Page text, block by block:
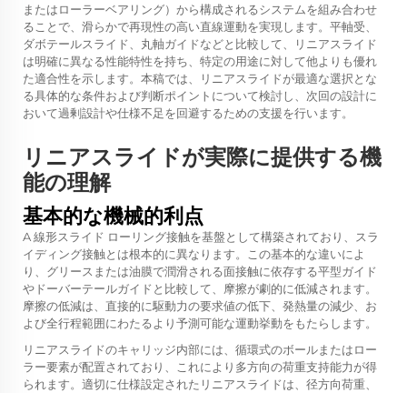
またはローラーベアリング）から構成されるシステムを組み合わせ
ることで、滑らかで再現性の高い直線運動を実現します。平軸受、
ダボテールスライド、丸軸ガイドなどと比較して、リニアスライド
は明確に異なる性能特性を持ち、特定の用途に対して他よりも優れ
た適合性を示します。本稿では、リニアスライドが最適な選択とな
る具体的な条件および判断ポイントについて検討し、次回の設計に
おいて過剰設計や仕様不足を回避するための支援を行います。
リニアスライドが実際に提供する機
能の理解
基本的な機械的利点
A線形スライド ローリング接触を基盤として構築されており、スラ
イディング接触とは根本的に異なります。この基本的な違いによ
り、グリースまたは油膜で潤滑される面接触に依存する平型ガイド
やドーバーテールガイドと比較して、摩擦が劇的に低減されます。
摩擦の低減は、直接的に駆動力の要求値の低下、発熱量の減少、お
よび全行程範囲にわたるより予測可能な運動挙動をもたらします。
リニアスライドのキャリッジ内部には、循環式のボールまたはロー
ラー要素が配置されており、これにより多方向の荷重支持能力が得
られます。適切に仕様設定されたリニアスライドは、径方向荷重、